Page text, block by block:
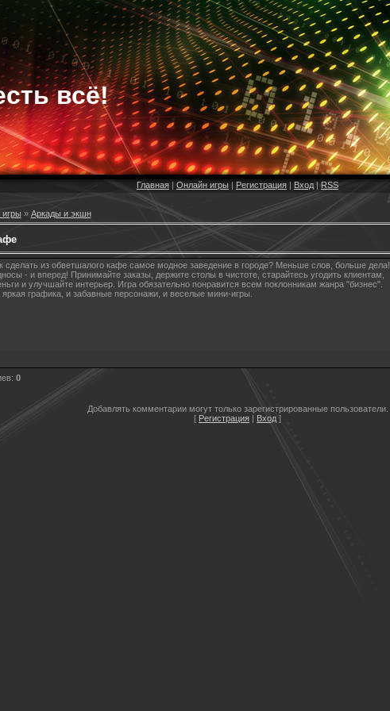
всё!
Главная | Онлайн игры | Регистрация | Вход|RSS
» Аркады и экшн
сделать из обветшалого кафе самое модное заведение в городе? Меньше слов, больше дела!
- и вперед! Принимайте заказы, держите столы в чистоте, старайтесь угодить клиентам,
и улучшайте интерьер. Игра обязательно понравится всем поклонникам жанра "бизнес".
яркая графика, и забавные персонажи, и веселые мини-игры.
: 0
Добавлять комментарии могут только зарегистрированные пользователи.
[ Регистрация Вход ]